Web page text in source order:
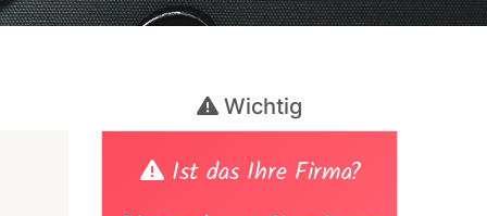
Wichtig
Ist das Ihre Firma?